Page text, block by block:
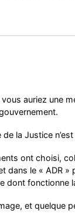
auriez une
de la Justice
ont choisi,
dans le « ADR
dont
et quelque